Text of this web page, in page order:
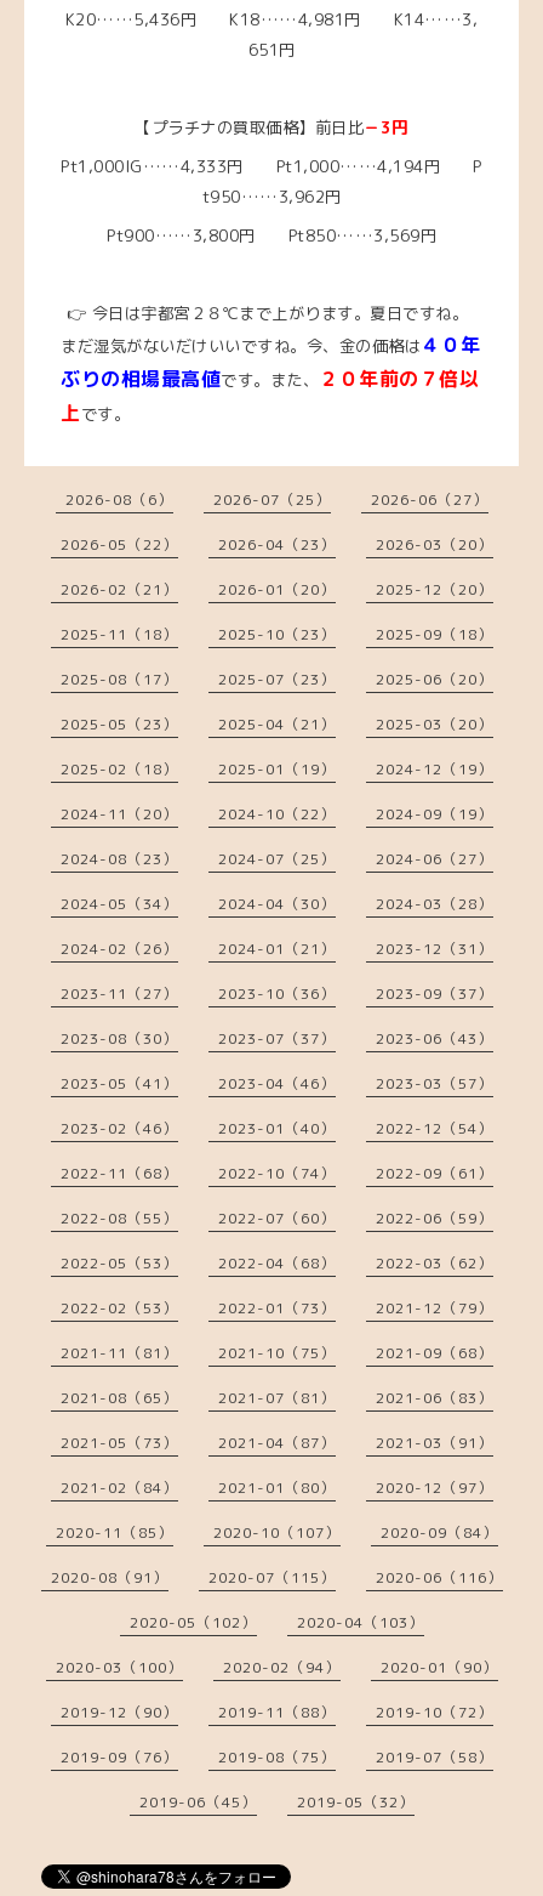
K20……5,436円 K18……4,981 円 K14……3,
651円
【プラチナの買取価格】前日比－3円
Pt1,000IG……4,333円 Pt1,000……4,194円 P
t950……3,962円
Pt900……3,800円 Pt850……3,569円
👉 今日は宇都宮２８℃まで上がります。夏日ですね。
まだ湿気がないだけいいですね。今、 金の価格は ４０年
ぶりの相場最高値です。また、
２０年前の７倍以
上です。
2026-08（6） 2026-07（25） 2026-06（27）
2026-05（22） 2026-04（23） 2026-03（20）
2026-02（21） 2026-01（20） 2025-12（20）
2025-11（18） 2025-10（23） 2025-09（18）
2025-08（17） 2025-07（23） 2025-06（20）
2025-05（23） 2025-04（21） 2025-03（20）
2025-02（18） 2025-01（19） 2024-12（19）
2024-11（20） 2024-10（22） 2024-09（19）
2024-08（23） 2024-07（25） 2024-06（27）
2024-05（34） 2024-04（30） 2024-03（28）
2024-02（26） 2024-01（21） 2023-12（31）
2023-11（27） 2023-10（36） 2023-09（37）
2023-08（30） 2023-07（37） 2023-06（43）
2023-05（41） 2023-04（46） 2023-03（57）
2023-02（46） 2023-01（40） 2022-12（54）
2022-11（68） 2022-10（74） 2022-09（61）
2022-08（55） 2022-07（60） 2022-06（59）
2022-05（53） 2022-04（68） 2022-03（62）
2022-02（53） 2022-01（73） 2021-12（79）
2021-11（81） 2021-10（75） 2021-09（68）
2021-08（65） 2021-07（81） 2021-06（83）
2021-05（73） 2021-04（87） 2021-03（91）
2021-02（84） 2021-01（80） 2020-12（97）
2020-11（85） 2020-10（107） 2020-09（84）
2020-08（91） 2020-07（115） 2020-06（116）
2020-05（102） 2020-04（103）
2020-03（100） 2020-02（94） 2020-01（90）
2019-12（90） 2019-11（88） 2019-10（72）
2019-09（76） 2019-08（75） 2019-07（58）
2019-06（45） 2019-05（32）